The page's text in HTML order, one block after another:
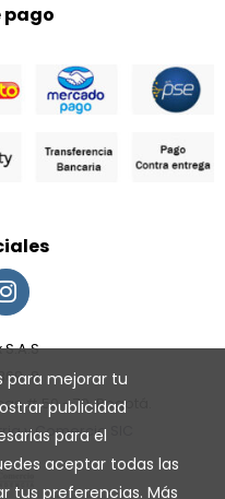
pago
8
# 50 - 70, Bogotá.
y Comercio SIC
para mejorar tu
publicidad
para el
aceptar todas las
tus preferencias. Más